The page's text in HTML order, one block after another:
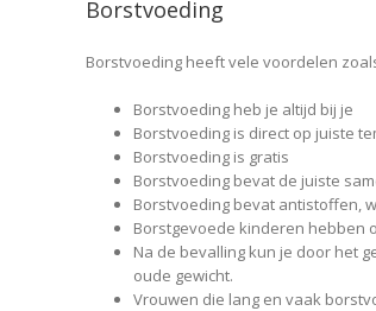
Borstvoeding
Borstvoeding heeft vele voordelen
Borstvoeding heb je altijd bij je
Borstvoeding is direct op juiste
Borstvoeding is gratis
Borstvoeding bevat de juiste
Borstvoeding bevat antistoffen,
Borstgevoede kinderen hebben
Na de bevalling kun je door het
oude gewicht.
Vrouwen die lang en vaak